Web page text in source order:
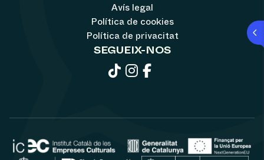
Avís legal
Política de cookies
Política de privacitat
SEGUEIX-NOS